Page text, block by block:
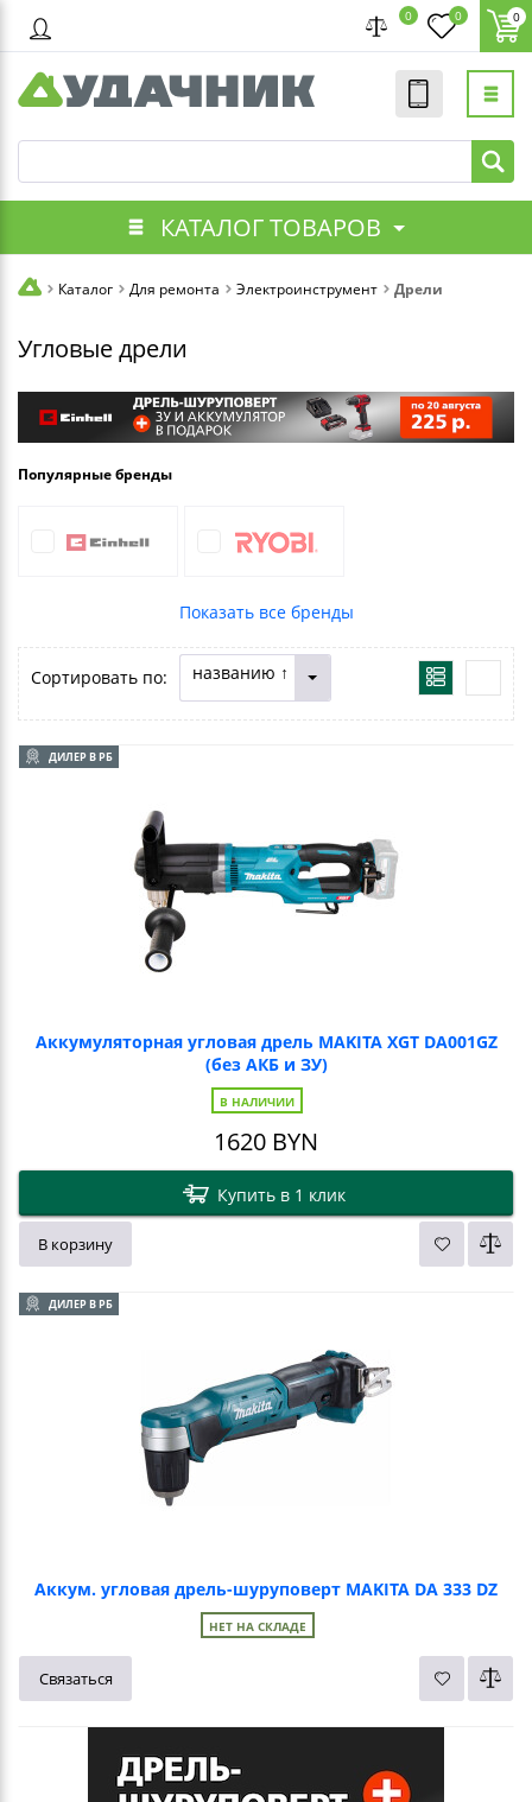
0 0 0
КАТАЛОГ ТОВАРОВ
Каталог Для ремонта Электроинструмент Дрели
Угловые дрели
Популярные бренды
Сортировать по: названию ↑
ДИЛЕР В РБ
Аккумуляторная угловая дрель MAKITA XGT DA001GZ
(без АКБ и ЗУ)
В НАЛИЧИИ
1620 BYN
Купить в 1 клик
В корзину
ДИЛЕР В РБ
Аккум. угловая дрель-шуруповерт MAKITA DA 333 DZ
НЕТ НА СКЛАДЕ
Связаться